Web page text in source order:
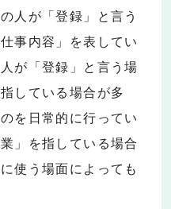
人が「登録」と言う
事内容」を表してい
が「登録」と言う場
している場合が多
を日常的に行ってい
」を指している場合
使う場面によっても